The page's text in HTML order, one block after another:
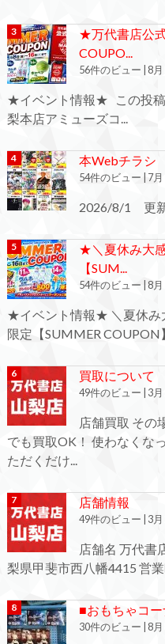
★万代書店公
COUPO...
56件のビュー 8月
★イベント情報★ この投稿
梨本店アミューズコ...
本Webチラシ
54件のビュー 7
2026/8/1 更
★＼夏休み大
【SUM...
54件のビュー 8月
★イベント情報★ ＼夏休み
限定【SUMMER COUPON
買取について
49件のビュー 3
店舗買取 その
でも買取OK！ 使わなくな
ただくだけ...
店舗情報
49件のビュー 3
店舗名 万代書
梨県甲斐市西八幡4415 営業
■おもちゃコ
30件のビュー 8